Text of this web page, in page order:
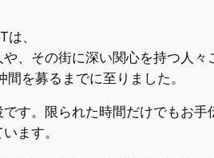
、
、その街に深い関心を持つ人
を募るまでに至りました。
す。限られた時間だけでもお
ます。